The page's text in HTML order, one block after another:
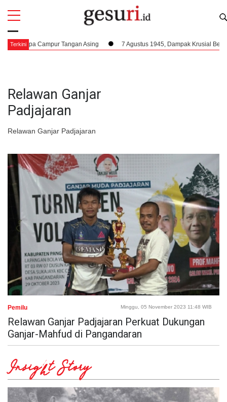
Terkini
Campur Tangan Asing 7 Agustus 1945, Dampak Krusial Berdirinya
Relawan Ganjar
Padjajaran
Relawan Ganjar Padjajaran
All
Pemilu Minggu, 05 November 2023 11:48 WIB
Relawan Ganjar Padjajaran Perkuat Dukungan
Ganjar-Mahfud di Pangandaran
Insight Story